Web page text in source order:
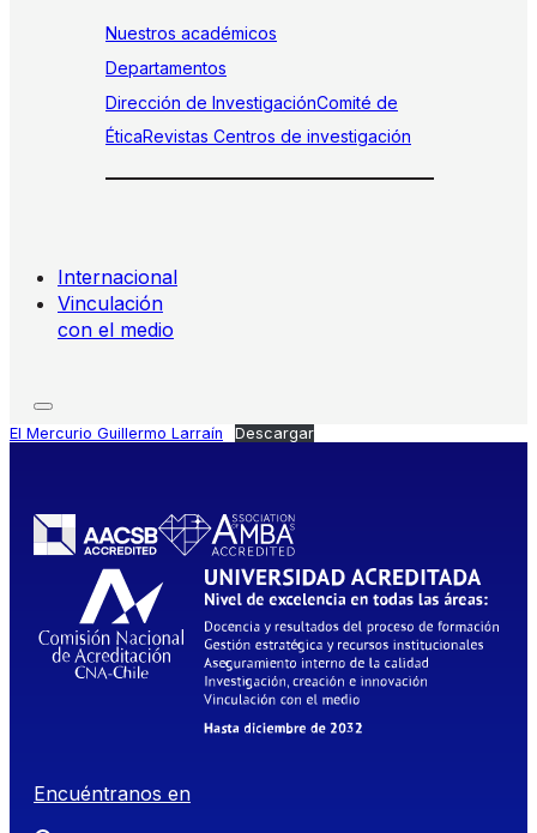
Nuestros académicos
Departamentos
Dirección de InvestigaciónComité de
ÉticaRevistas Centros de investigación
Internacional
Vinculación
con el medio
El Mercurio Guillermo Larraín Descargar
Encuéntranos en